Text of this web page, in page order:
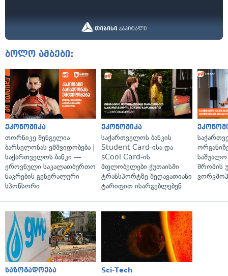
ბოლო ამბები:
ეკონომიკა
თორნიკე შენგელია
ბარსელონას ემშვიდობება |
საქართველოს ბანკი —
ეროვნული საკალათბურთო
ნაკრების გენერალური
სპონსორი
ეკონომიკა
საქართველოს ბანკის
Student Card-ისა და
sCool Card-ის
მფლობელები ქუთაისში
ტრანსპორტზე შეღავათიანი
ტარიფით ისარგებლებენ
საშუალო
შრომის
საზოგადოება Sci-Tech